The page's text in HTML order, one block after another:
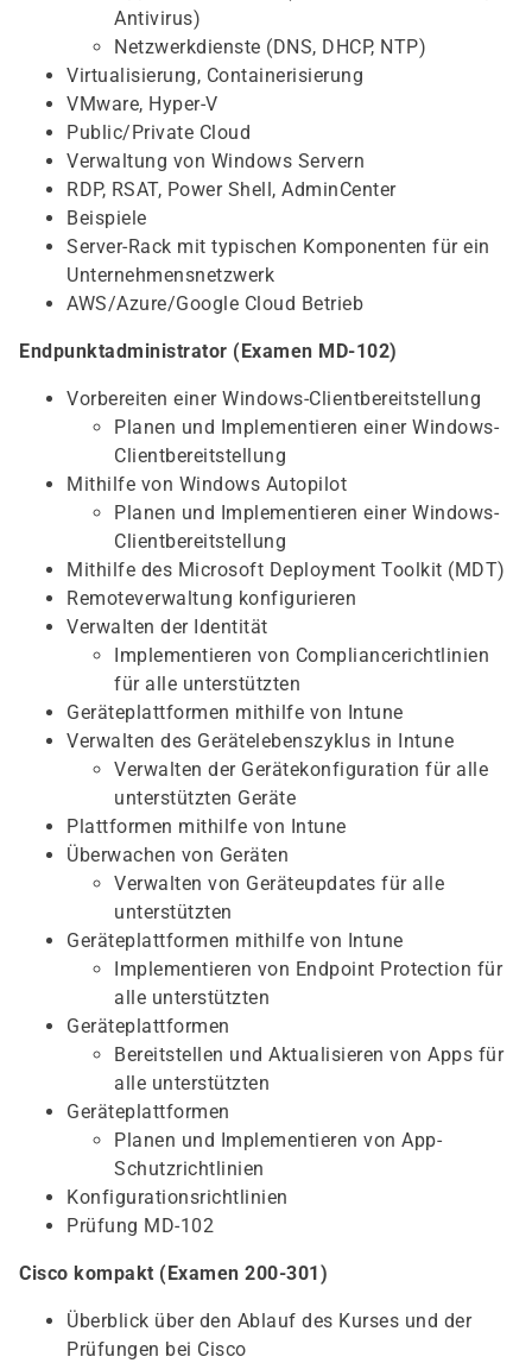
Antivirus)
Netzwerkdienste (DNS, DHCP, NTP)
Virtualisierung, Containerisierung
VMware, Hyper-V
Public/Private Cloud
Verwaltung von Windows Servern
RDP, RSAT, Power Shell, AdminCenter
Beispiele
Server-Rack mit typischen Komponenten für ein
Unternehmensnetzwerk
AWS/Azure/Google Cloud Betrieb
Endpunktadministrator (Examen MD-102)
Vorbereiten einer Windows-Clientbereitstellung
Planen und Implementieren einer Windows-
Clientbereitstellung
Mithilfe von Windows Autopilot
Planen und Implementieren einer Windows-
Clientbereitstellung
Mithilfe des Microsoft Deployment Toolkit (MDT)
Remoteverwaltung konfigurieren
Verwalten der Identität
Implementieren von Compliancerichtlinien
für alle unterstützten
Geräteplattformen mithilfe von Intune
Verwalten des Gerätelebenszyklus in Intune
Verwalten der Gerätekonfiguration für alle
unterstützten Geräte
Plattformen mithilfe von Intune
Überwachen von Geräten
Verwalten von Geräteupdates für alle
unterstützten
Geräteplattformen mithilfe von Intune
Implementieren von Endpoint Protection für
alle unterstützten
Geräteplattformen
Bereitstellen und Aktualisieren von Apps für
alle unterstützten
Geräteplattformen
Planen und Implementieren von App-
Schutzrichtlinien
Konfigurationsrichtlinien
Prüfung MD-102
Cisco kompakt (Examen 200-301)
Überblick über den Ablauf des Kurses und der
Prüfungen bei Cisco